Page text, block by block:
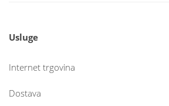
Usluge
Internet trgovina
Dostava